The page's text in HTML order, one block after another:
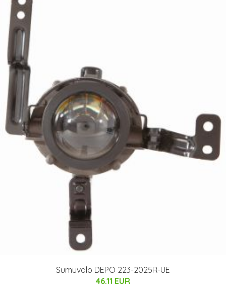
Sumuvalo DEPO 223-2025R-UE
46.11 EUR